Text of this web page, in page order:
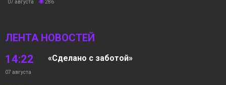
07 августа 286
ЛЕНТА НОВОСТЕЙ
14:22
07 августа
«Сделано с заботой»